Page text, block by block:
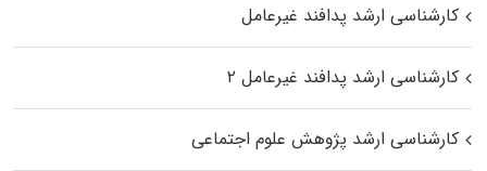
کارشناسی ارشد پدافند غیرعامل
کارشناسی ارشد پدافند غیرعامل ۲
کارشناسی ارشد پژوهش علوم اجتماعی